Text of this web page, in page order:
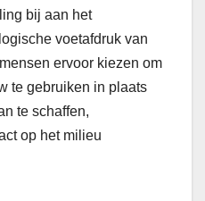
bij aan het
voetafdruk van
ervoor kiezen om
te gebruiken in plaats
te schaffen,
op het milieu